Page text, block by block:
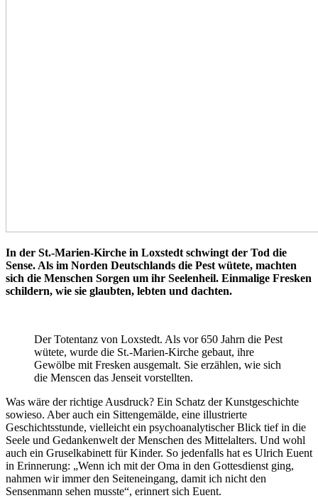
In der St.-Marien-Kirche in Loxstedt schwingt der Tod die
Sense. Als im Norden Deutschlands die Pest wütete, machten
sich die Menschen Sorgen um ihr Seelenheil. Einmalige Fresken
schildern, wie sie glaubten, lebten und dachten.
Der Totentanz von Loxstedt. Als vor 650 Jahrn die Pest
wütete, wurde die St.-Marien-Kirche gebaut, ihre
Gewölbe mit Fresken ausgemalt. Sie erzählen, wie sich
die Menscen das Jenseit vorstellten.
Was wäre der richtige Ausdruck? Ein Schatz der Kunstgeschichte
sowieso. Aber auch ein Sittengemälde, eine illustrierte
Geschichtsstunde, vielleicht ein psychoanalytischer Blick tief in die
Seele und Gedankenwelt der Menschen des Mittelalters. Und wohl
auch ein Gruselkabinett für Kinder. So jedenfalls hat es Ulrich Euent
in Erinnerung: „Wenn ich mit der Oma in den Gottesdienst ging,
nahmen wir immer den Seiteneingang, damit ich nicht den
Sensenmann sehen musste“, erinnert sich Euent.